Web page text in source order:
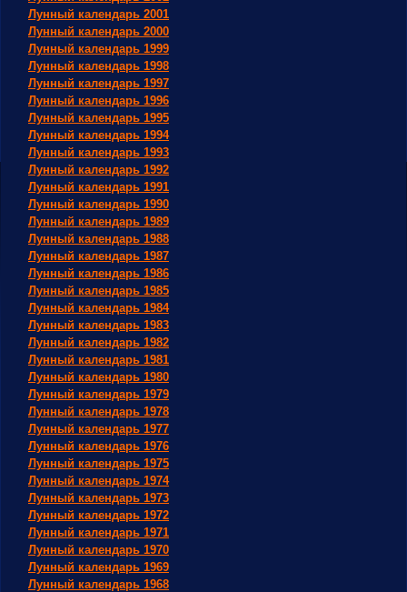
Лунный календарь 2001
Лунный календарь 2000
Лунный календарь 1999
Лунный календарь 1998
Лунный календарь 1997
Лунный календарь 1996
Лунный календарь 1995
Лунный календарь 1994
Лунный календарь 1993
Лунный календарь 1992
Лунный календарь 1991
Лунный календарь 1990
Лунный календарь 1989
Лунный календарь 1988
Лунный календарь 1987
Лунный календарь 1986
Лунный календарь 1985
Лунный календарь 1984
Лунный календарь 1983
Лунный календарь 1982
Лунный календарь 1981
Лунный календарь 1980
Лунный календарь 1979
Лунный календарь 1978
Лунный календарь 1977
Лунный календарь 1976
Лунный календарь 1975
Лунный календарь 1974
Лунный календарь 1973
Лунный календарь 1972
Лунный календарь 1971
Лунный календарь 1970
Лунный календарь 1969
Лунный календарь 1968